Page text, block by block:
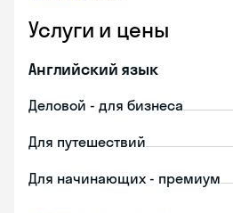
Услуги и цены
Английский язык
Деловой - для бизнеса
Для путешествий
Для начинающих - премиум